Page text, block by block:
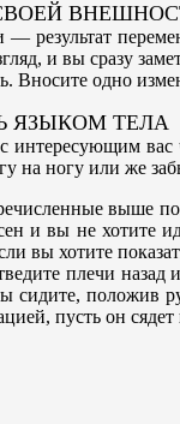
результат
и вы сразу
Вносите одно
ЯЗЫКОМ ТЕЛА
интересующим
на ногу или же
выше
и вы не хотите
вы хотите
плечи
сидите, положив
пусть он